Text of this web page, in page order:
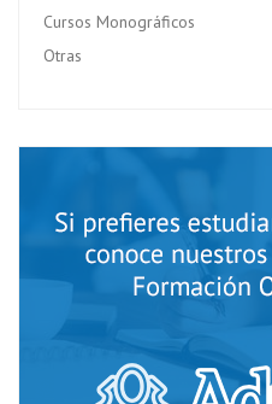
Cursos Monográficos
Otras